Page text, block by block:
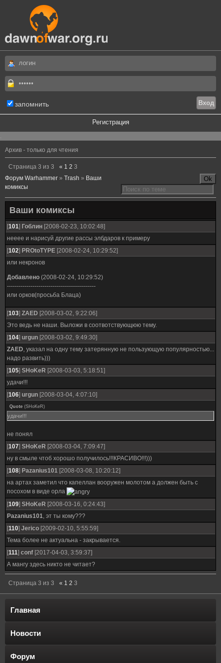
запомнить
Регистрация
.
Архив - только для чтения
Страница 3 из 3 « 1 2 3
Форум Warhammer » Trash » Ваши
комиксы
Ваши комиксы
[101] Гоблин [2008-02-23, 10:02:48]
нееее и нарисуй другие рассы элбдаров к примеру
[102] PROtoTYPE [2008-02-24, 10:29:52]
или некронов
Добавлено (2008-02-24, 10:29:52)
---------------------------------------------
или орков(просьба Блаца)
[103] ZAED [2008-03-02, 9:22:06]
Это ведь не наши. Выложи в соотвотствующюю тему.
[104] urgun [2008-03-02, 9:49:30]
ZAED, указал на одну тему затерянную не пользующую популярностью...
надо развить)))
[105] SHoKeR [2008-03-03, 5:18:51]
удачи!!!
[106] urgun [2008-03-04, 4:07:10]
Quote (SHoKeR)
удачи!!!
не понял
[107] SHoKeR [2008-03-04, 7:09:47]
ну в смыле чтоб хорошо получилось!!!КРАСИВО!!!)))
[108] Pazanius101 [2008-03-08, 10:20:12]
на артах заметил что капеллан вооружен молотом а должен быть с
посохом в виде орла
[109] SHoKeR [2008-03-16, 0:24:43]
Pazanius101, эт ты кому???
[110] Jerico [2009-02-10, 5:55:59]
Тема более не актуальна - закрывается.
[111] conf [2017-04-03, 3:59:37]
А мангу здесь никто не читает?
Страница 3 из 3 « 1 2 3
Главная
Новости
Форум